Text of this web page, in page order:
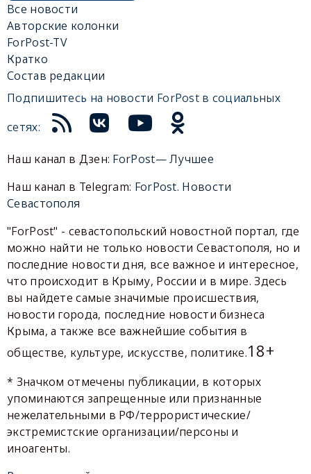
Все новости
Авторские колонки
ForPost-TV
Кратко
Состав редакции
Подпишитесь на новости ForPost в социальных
сетях:
Наш канал в Дзен: ForPost— Лучшее
Наш канал в Telegram: ForPost. Новости
Севастополя
"ForPost" - севастопольский новостной портал, где
можно найти не только новости Севастополя, но и
последние новости дня, все важное и интересное,
что происходит в Крыму, России и в мире. Здесь
вы найдете самые значимые происшествия,
новости города, последние новости бизнеса
Крыма, а также все важнейшие события в
обществе, культуре, искусстве, политике.18+
* Значком отмечены публикации, в которых
упоминаются запрещенные или признанные
нежелательными в РФ/террористические/
экстремистские организации/персоны и
иноагенты.